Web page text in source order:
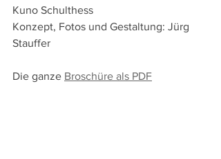
Kuno Schulthess
Konzept, Fotos und Gestaltung: Jürg
Stauffer
Die ganze Broschüre als PDF